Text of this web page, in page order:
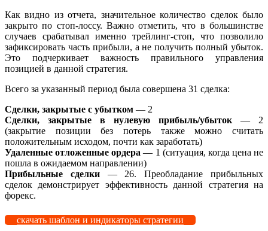
Как видно из отчета, значительное количество сделок было
закрыто по стоп-лоссу. Важно отметить, что в большинстве
случаев срабатывал именно трейлинг-стоп, что позволило
зафиксировать часть прибыли, а не получить полный убыток.
Это подчеркивает важность правильного управления
позицией в данной стратегия.
Всего за указанный период была совершена 31 сделка:
Сделки, закрытые с убытком — 2
Сделки, закрытые в нулевую прибыль/убыток — 2
(закрытие позиции без потерь также можно считать
положительным исходом, почти как заработать)
Удаленные отложенные ордера — 1 (ситуация, когда цена не
пошла в ожидаемом направлении)
Прибыльные сделки— 26. Преобладание прибыльных
сделок демонстрирует эффективность данной стратегияна
форекс.
скачать шаблон и индикаторы стратегии